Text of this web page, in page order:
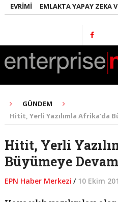
EMLAKTA YAPAY ZEKA VE
GÜNDEM
Hitit, Yerli Yazılımla Afrika’da
Hitit, Yerli
Büyümeye
EPN Haber Merkezi / 10 Ekim